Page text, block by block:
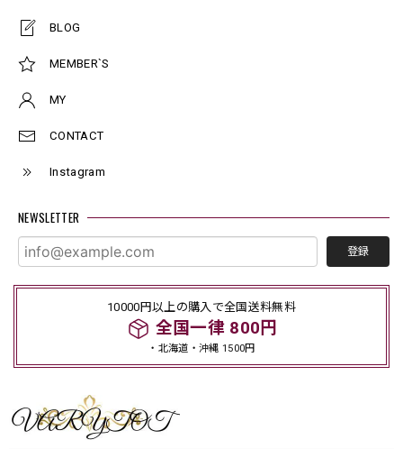
BLOG
MEMBER`S
MY
CONTACT
Instagram
NEWSLETTER
登録
10000円以上の購入で全国送料無料
全国一律 800円
・北海道・沖縄 1500円